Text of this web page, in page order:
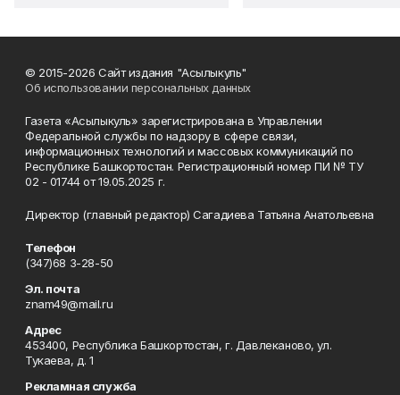
© 2015-2026 Сайт издания "Асылыкуль"
Об использовании персональных данных
Газета «Асылыкуль» зарегистрирована в Управлении
Федеральной службы по надзору в сфере связи,
информационных технологий и массовых коммуникаций по
Республике Башкортостан. Регистрационный номер ПИ № ТУ
02 - 01744 от 19.05.2025 г.
Директор (главный редактор) Сагадиева Татьяна Анатольевна
Телефон
(347)68 3-28-50
Эл. почта
znam49@mail.ru
Адрес
453400, Республика Башкортостан, г. Давлеканово, ул.
Тукаева, д. 1
Рекламная служба